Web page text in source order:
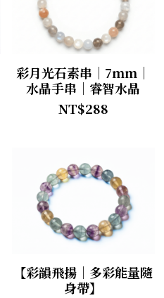
彩月光石素串｜7mm｜
水晶手串｜睿智水晶
NT$288
【彩韻飛揚｜多彩能量隨
身帶】